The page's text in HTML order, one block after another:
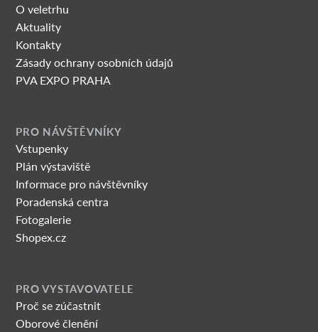
O veletrhu
Aktuality
Kontakty
Zásady ochrany osobních údajů
PVA EXPO PRAHA
PRO NÁVŠTĚVNÍKY
Vstupenky
Plán výstaviště
Informace pro návštěvníky
Poradenská centra
Fotogalerie
Shopex.cz
PRO VYSTAVOVATELE
Proč se zúčastnit
Oborové členění